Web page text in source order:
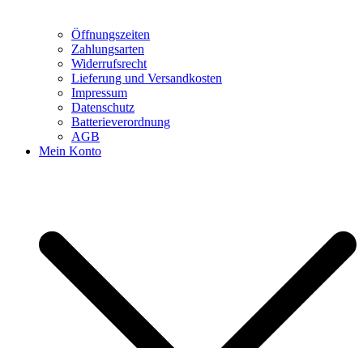
Öffnungszeiten
Zahlungsarten
Widerrufsrecht
Lieferung und Versandkosten
Impressum
Datenschutz
Batterieverordnung
AGB
Mein Konto